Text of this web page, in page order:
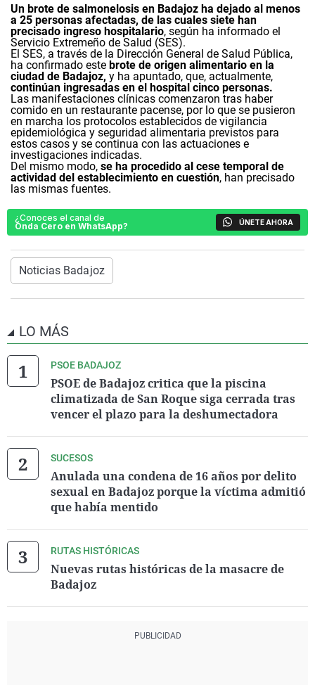
Un brote de salmonelosis en Badajoz ha dejado al menos
a 25 personas afectadas, de las cuales siete han
precisado ingreso hospitalario, según ha informado el
Servicio Extremeño de Salud (SES).
El SES, a través de la Dirección General de Salud Pública,
ha confirmado este brote de origen alimentario en la
ciudad de Badajoz, y ha apuntado, que, actualmente,
continúan ingresadas en el hospital cinco personas.
Las manifestaciones clínicas comenzaron tras haber
comido en un restaurante pacense, por lo que se pusieron
en marcha los protocolos establecidos de vigilancia
epidemiológica y seguridad alimentaria previstos para
estos casos y se continua con las actuaciones e
investigaciones indicadas.
Del mismo modo, se ha procedido al cese temporal de
actividad del establecimiento en cuestión, han precisado
las mismas fuentes.
¿Conoces el canal de
Onda Cero en WhatsApp?
ÚNETE AHORA
Noticias Badajoz
LO MÁS
PSOE BADAJOZ
PSOE de Badajoz critica que la piscina
climatizada de San Roque siga cerrada tras
vencer el plazo para la deshumectadora
SUCESOS
Anulada una condena de 16 años por delito
sexual en Badajoz porque la víctima admitió
que había mentido
RUTAS HISTÓRICAS
Nuevas rutas históricas de la masacre de
Badajoz